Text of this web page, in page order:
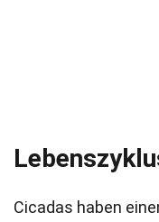
Cicadas haben